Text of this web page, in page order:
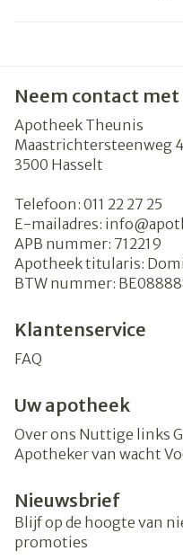
Neem contact met
Apotheek Theunis
Maastrichtersteenweg
3500 Hasselt
Telefoon: 011 22 27 25
E-mailadres: info@
APB nummer: 712219
Apotheek titularis:
BTW nummer:
Klantenservice
FAQ
Uw apotheek
Over ons Nuttige links
Apotheker van wacht
Nieuwsbrief
Blijf op de hoogte van
promoties